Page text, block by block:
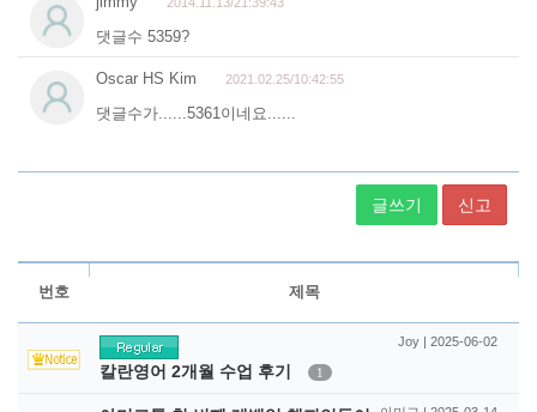
글쓰기 신고